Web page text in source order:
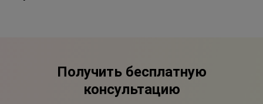
Получить бесплатную
консультацию